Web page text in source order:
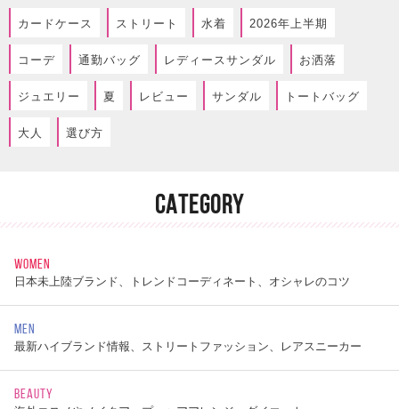
カードケース ストリート 水着 2026年上半期
コーデ 通勤バッグ レディースサンダル お洒落
ジュエリー 夏 レビュー サンダル トートバッグ
大人 選び方
CATEGORY
WOMEN
日本未上陸ブランド、トレンドコーディネート、オシャレのコツ
MEN
最新ハイブランド情報、ストリートファッション、レアスニーカー
BEAUTY